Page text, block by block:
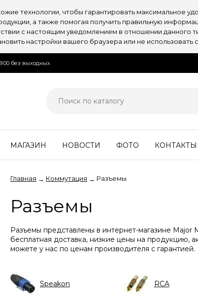
технологии, чтобы гарантировать максимальное
а также помогая получить правильную
с настоящим уведомлением в отношении данного
настройки вашего браузера или не использовать
без выходных
МАГАЗИН НОВОСТИ ФОТО КОНТАКТЫ
Главная → Коммутация → Разъемы
Разъемы
Разъемы представлены в интернет-магазине
бесплатная доставка, низкие цены на продукцию,
можете у нас по ценам производителя с гарантией.
Speakon RCA